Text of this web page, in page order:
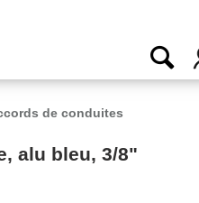
de conduites
alu bleu, 3/8"